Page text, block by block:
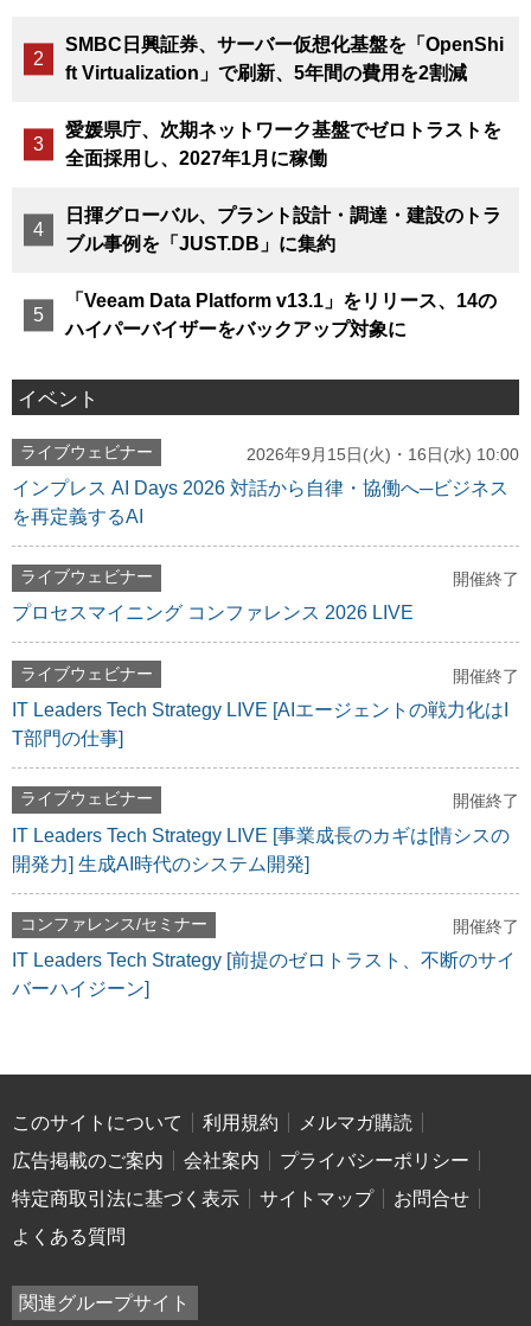
SMBC日興証券、サーバー仮想化基盤を「OpenShi
ft Virtualization」で刷新、5年間の費用を2割減
愛媛県庁、次期ネットワーク基盤でゼロトラストを
全面採用し、2027年1月に稼働
日揮グローバル、プラント設計・調達・建設のトラ
ブル事例を「JUST.DB」に集約
「Veeam Data Platform v13.1」をリリース、14の
ハイパーバイザーをバックアップ対象に
イベント
ライブウェビナー 2026年9月15日(火)・16日(水) 10:00
インプレス AI Days 2026 対話から自律・協働へ─ビジネス
を再定義するAI
ライブウェビナー 開催終了
プロセスマイニング コンファレンス 2026 LIVE
ライブウェビナー 開催終了
IT Leaders Tech Strategy LIVE [AIエージェントの戦力化はI
T部門の仕事]
ライブウェビナー 開催終了
IT Leaders Tech Strategy LIVE [事業成長のカギは[情シスの
開発力] 生成AI時代のシステム開発]
コンファレンス/セミナー 開催終了
IT Leaders Tech Strategy [前提のゼロトラスト、不断のサイ
バーハイジーン]
このサイトについて 利用規約
メルマガ購読
広告掲載のご案内
会社案内
プライバシーポリシー
特定商取引法に基づく表示
サイトマップ
お問合せ
よくある質問
関連グループサイト